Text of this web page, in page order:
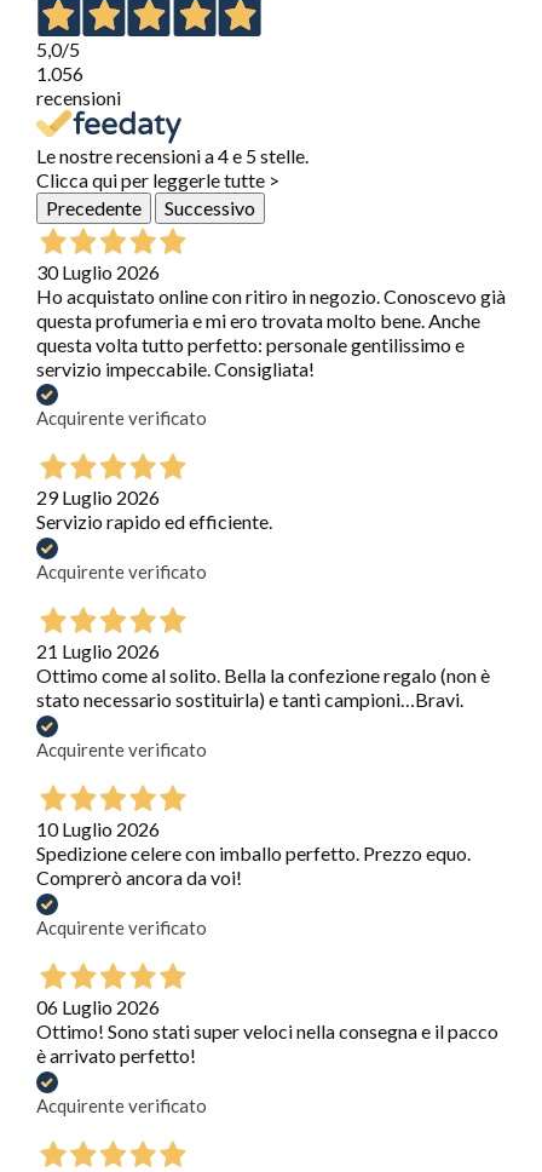
5,0/5
1.056
recensioni
Le nostre recensioni a 4 e 5 stelle.
Clicca qui per leggerle tutte >
Precedente
Successivo
30 Luglio 2026
Ho acquistato online con ritiro in negozio. Conoscevo già
questa profumeria e mi ero trovata molto bene. Anche
questa volta tutto perfetto: personale gentilissimo e
servizio impeccabile. Consigliata!
Acquirente verificato
29 Luglio 2026
Servizio rapido ed efficiente.
Acquirente verificato
21 Luglio 2026
Ottimo come al solito. Bella la confezione regalo (non è
stato necessario sostituirla) e tanti campioni…Bravi.
Acquirente verificato
10 Luglio 2026
Spedizione celere con imballo perfetto. Prezzo equo.
Comprerò ancora da voi!
Acquirente verificato
06 Luglio 2026
Ottimo! Sono stati super veloci nella consegna e il pacco
è arrivato perfetto!
Acquirente verificato